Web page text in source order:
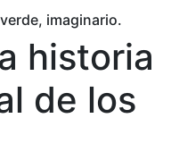
imaginario.
historia
de los